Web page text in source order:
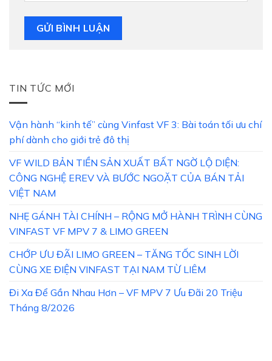
TIN TỨC MỚI
Vận hành “kinh tế” cùng Vinfast VF 3: Bài toán tối ưu chí
phí dành cho giới trẻ đô thị
VF WILD BẢN TIỀN SẢN XUẤT BẤT NGỜ LỘ DIỆN:
CÔNG NGHỆ EREV VÀ BƯỚC NGOẶT CỦA BÁN TẢI
VIỆT NAM
NHẸ GÁNH TÀI CHÍNH – RỘNG MỞ HÀNH TRÌNH CÙNG
VINFAST VF MPV 7 & LIMO GREEN
CHỚP ƯU ĐÃI LIMO GREEN – TĂNG TỐC SINH LỜI
CÙNG XE ĐIỆN VINFAST TẠI NAM TỪ LIÊM
Đi Xa Để Gần Nhau Hơn – VF MPV 7 Ưu Đãi 20 Triệu
Tháng 8/2026